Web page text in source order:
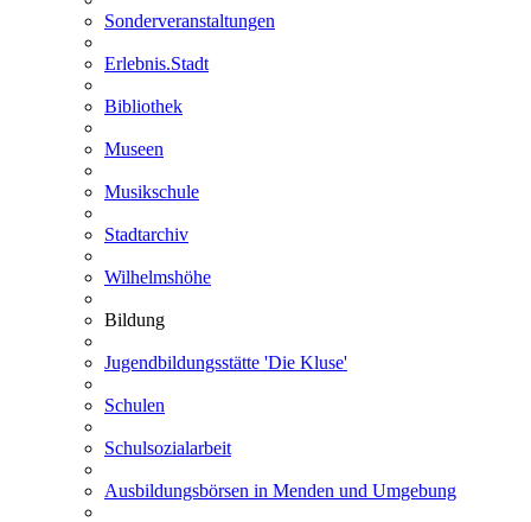
Sonderveranstaltungen
Erlebnis.Stadt
Bibliothek
Museen
Musikschule
Stadtarchiv
Wilhelmshöhe
Bildung
Jugendbildungsstätte 'Die Kluse'
Schulen
Schulsozialarbeit
Ausbildungsbörsen in Menden und Umgebung